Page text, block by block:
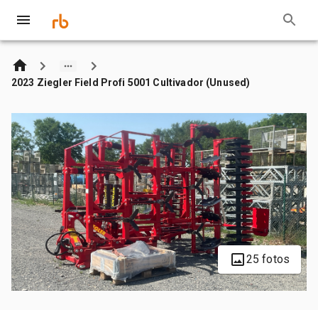
2023 Ziegler Field Profi 5001 Cultivador (Unused)
25 fotos